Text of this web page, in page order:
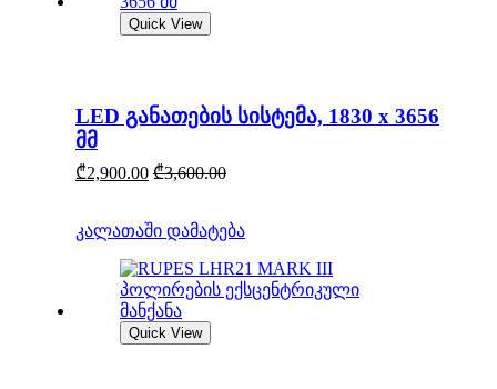
Quick View
LED განათების სისტემა, 1830 x 3656
მმ
₾2,900.00 ₾3,600.00
კალათაში დამატება
Quick View